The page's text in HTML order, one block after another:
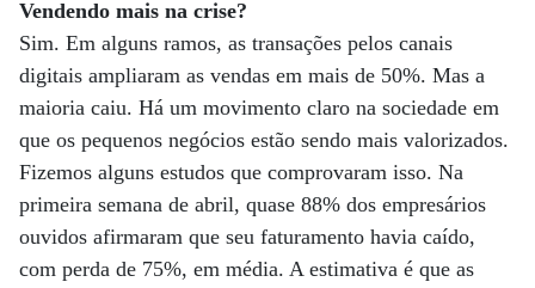
Vendendo mais na crise?
Sim. Em alguns ramos, as transações pelos canais
digitais ampliaram as vendas em mais de 50%. Mas a
maioria caiu. Há um movimento claro na sociedade em
que os pequenos negócios estão sendo mais valorizados.
Fizemos alguns estudos que comprovaram isso. Na
primeira semana de abril, quase 88% dos empresários
ouvidos afirmaram que seu faturamento havia caído,
com perda de 75%, em média. A estimativa é que as